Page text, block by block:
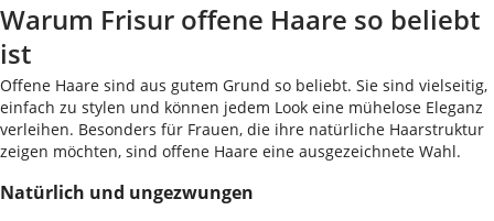
Warum Frisur offene Haare so beliebt
ist
Offene Haare sind aus gutem Grund so beliebt. Sie sind vielseitig,
einfach zu stylen und können jedem Look eine mühelose Eleganz
verleihen. Besonders für Frauen, die ihre natürliche Haarstruktur
zeigen möchten, sind offene Haare eine ausgezeichnete Wahl.
Natürlich und ungezwungen